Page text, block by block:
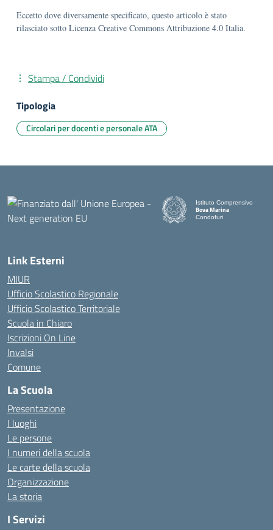
Eccetto dove diversamente specificato, questo articolo è stato
rilasciato sotto Licenza Creative Commons Attribuzione 4.0 Italia.
Stampa / Condividi
Tipologia
Circolari per docenti e personale ATA
Istituto Comprensivo
Bova Marina
Condofuri
Link Esterni
MIUR
Ufficio Scolastico Regionale
Ufficio Scolastico Territoriale
Scuola in Chiaro
Iscrizioni On Line
Invalsi
Comune
La Scuola
Presentazione
I luoghi
Le persone
I numeri della scuola
Le carte della scuola
Organizzazione
La storia
I Servizi